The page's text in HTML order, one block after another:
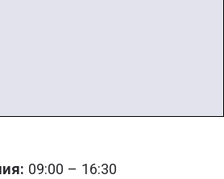
09:00 – 16:30